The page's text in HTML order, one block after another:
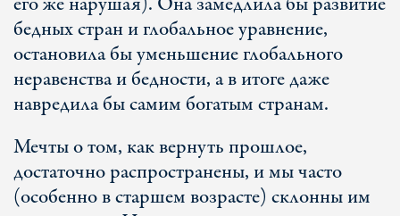
бедных стран и глобальное уравнение,
остановила бы уменьшение глобального
неравенства и бедности, а в итоге даже
навредила бы самим богатым странам.
Мечты о том, как вернуть прошлое,
достаточно распространены, и мы часто
(особенно в старшем возрасте) склонны им